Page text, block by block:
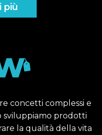
più
concetti complessi e
sviluppiamo prodotti
la qualità della vita